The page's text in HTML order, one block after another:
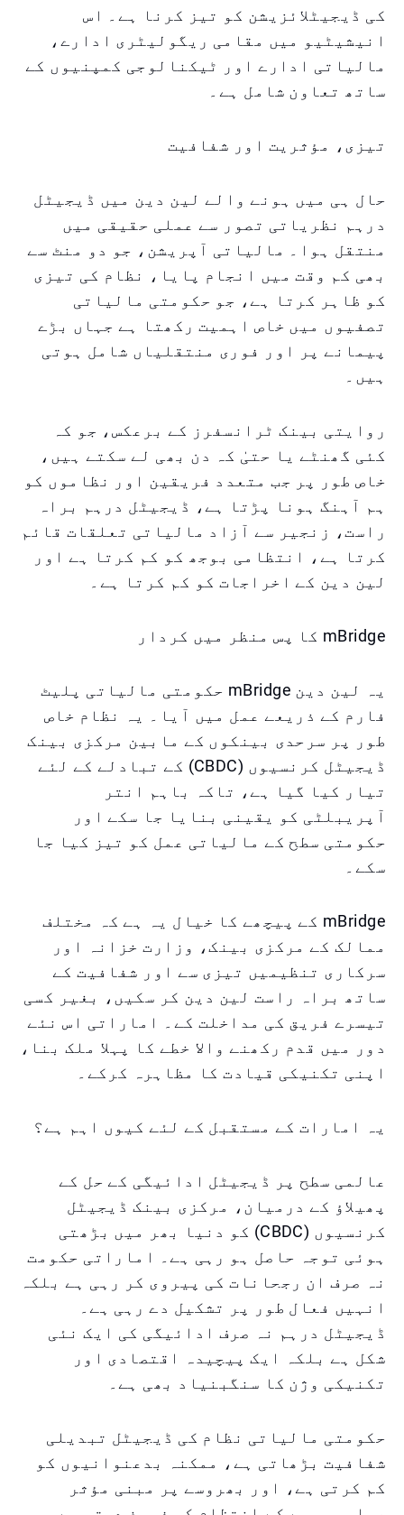
کی ڈیجیٹلائزیشن کو تیز کرنا ہے۔ اس
انیشیٹیو میں مقامی ریگولیٹری ادارے،
مالیاتی ادارے اور ٹیکنالوجی کمپنیوں کے
ساتھ تعاون شامل ہے۔
تیزی، مؤثریت اور شفافیت
حال ہی میں ہونے والے لین دین میں ڈیجیٹل
درہم نظریاتی تصور سے عملی حقیقی میں
منتقل ہوا۔ مالیاتی آپریشن، جو دو منٹ سے
بھی کم وقت میں انجام پایا، نظام کی تیزی
کو ظاہر کرتا ہے، جو حکومتی مالیاتی
تصفیوں میں خاص اہمیت رکھتا ہے جہاں بڑے
پیمانے پر اور فوری منتقلیاں شامل ہوتی
ہیں۔
روایتی بینک ٹرانسفرز کے برعکس، جو کہ
کئی گھنٹے یا حتیٰ کہ دن بھی لے سکتے ہیں،
خاص طور پر جب متعدد فریقین اور نظاموں کو
ہم آہنگ ہونا پڑتا ہے، ڈیجیٹل درہم براہ
راست، زنجیر سے آزاد مالیاتی تعلقات قائم
کرتا ہے، انتظامی بوجھ کو کم کرتا ہے اور
لین دین کے اخراجات کو کم کرتا ہے۔
mBridge کا پس منظر میں کردار
یہ لین دین mBridge حکومتی مالیاتی پلیٹ
فارم کے ذریعے عمل میں آیا۔ یہ نظام خاص
طور پر سرحدی بینکوں کے مابین مرکزی بینک
ڈیجیٹل کرنسیوں (CBDC) کے تبادلے کے لئے
تیار کیا گیا ہے، تاکہ باہم انتر
آپریبلٹی کو یقینی بنایا جا سکے اور
حکومتی سطح کے مالیاتی عمل کو تیز کیا جا
سکے۔
mBridge کے پیچھے کا خیال یہ ہے کہ مختلف
ممالک کے مرکزی بینک، وزارت خزانہ اور
سرکاری تنظیمیں تیزی سے اور شفافیت کے
ساتھ براہ راست لین دین کر سکیں، بغیر کسی
تیسرے فریق کی مداخلت کے۔ اماراتی اس نئے
دور میں قدم رکھنے والا خطے کا پہلا ملک بنا،
اپنی تکنیکی قیادت کا مظاہرہ کرکے۔
یہ امارات کے مستقبل کے لئے کیوں اہم ہے؟
عالمی سطح پر ڈیجیٹل ادائیگی کے حل کے
پھیلاؤ کے درمیان، مرکزی بینک ڈیجیٹل
کرنسیوں (CBDC) کو دنیا بھر میں بڑھتی
ہوئی توجہ حاصل ہو رہی ہے۔ اماراتی حکومت
نہ صرف ان رجحانات کی پیروی کر رہی ہے بلکہ
انہیں فعال طور پر تشکیل دے رہی ہے۔
ڈیجیٹل درہم نہ صرف ادائیگی کی ایک نئی
شکل ہے بلکہ ایک پیچیدہ اقتصادی اور
تکنیکی وژن کا سنگبنیاد بھی ہے۔
حکومتی مالیاتی نظام کی ڈیجیٹل تبدیلی
شفافیت بڑھاتی ہے، ممکنہ بدعنوانیوں کو
کم کرتی ہے، اور بھروسے پر مبنی مؤثر